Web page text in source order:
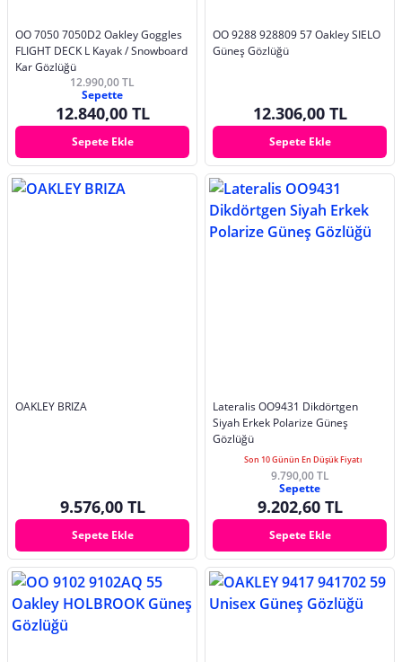
OO 7050 7050D2 Oakley Goggles
FLIGHT DECK L Kayak / Snowboard
Kar Gözlüğü
12.990,00 TL
Sepette
12.840,00 TL
Sepete Ekle
OO 9288 928809 57 Oakley SIELO
Güneş Gözlüğü
12.306,00 TL
Sepete Ekle
OAKLEY BRIZA
9.576,00 TL
Sepete Ekle
Lateralis OO9431 Dikdörtgen
Siyah Erkek Polarize Güneş
Gözlüğü
Son 10 Günün En Düşük Fiyatı
9.790,00 TL
Sepette
9.202,60 TL
Sepete Ekle